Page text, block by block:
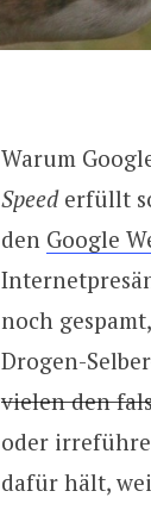
Warum
Speederfüllt
den Google
noch
Drogen-
vielen den
oder
dafür hält,